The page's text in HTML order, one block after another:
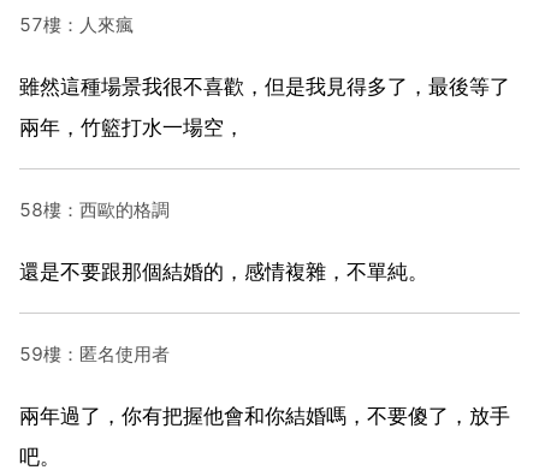
57樓：人來瘋
雖然這種場景我很不喜歡，但是我見得多了，最後等了
兩年，竹籃打水一場空，
58樓：西歐的格調
還是不要跟那個結婚的，感情複雜，不單純。
59樓：匿名使用者
兩年過了，你有把握他會和你結婚嗎，不要傻了，放手
吧。